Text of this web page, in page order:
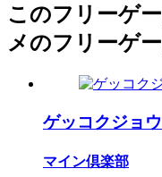
このフリーゲ
メのフリーゲ
ゲッコクジョウ
マイン倶楽部